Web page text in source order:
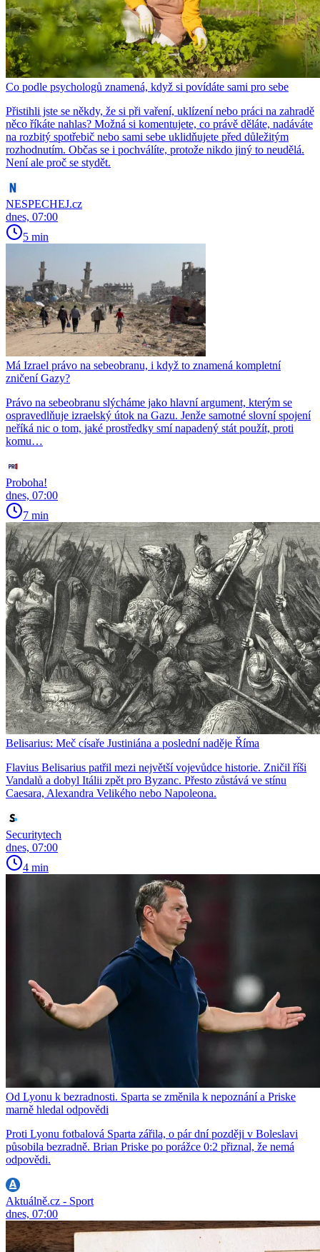
Co podle psychologů znamená, když si povídáte sami pro sebe
Přistihli jste se někdy, že si při vaření, uklízení nebo práci na zahradě
něco říkáte nahlas? Možná si komentujete, co právě děláte, nadáváte
na rozbitý spotřebič nebo sami sebe uklidňujete před důležitým
rozhodnutím. Občas se i pochválíte, protože nikdo jiný to neudělá.
Není ale proč se stydět.
NESPECHEJ.cz
dnes, 07:00
5 min
Má Izrael právo na sebeobranu, i když to znamená kompletní
zničení Gazy?
Právo na sebeobranu slýcháme jako hlavní argument, kterým se
ospravedlňuje izraelský útok na Gazu. Jenže samotné slovní spojení
neříká nic o tom, jaké prostředky smí napadený stát použít, proti
komu…
Proboha!
dnes, 07:00
7 min
Belisarius: Meč císaře Justiniána a poslední naděje Říma
Flavius Belisarius patřil mezi největší vojevůdce historie. Zničil říši
Vandalů a dobyl Itálii zpět pro Byzanc. Přesto zůstává ve stínu
Caesara, Alexandra Velikého nebo Napoleona.
Securitytech
dnes, 07:00
4 min
Od Lyonu k bezradnosti. Sparta se změnila k nepoznání a Priske
marně hledal odpovědi
Proti Lyonu fotbalová Sparta zářila, o pár dní později v Boleslavi
působila bezradně. Brian Priske po porážce 0:2 přiznal, že nemá
odpovědi.
Aktuálně.cz - Sport
dnes, 07:00